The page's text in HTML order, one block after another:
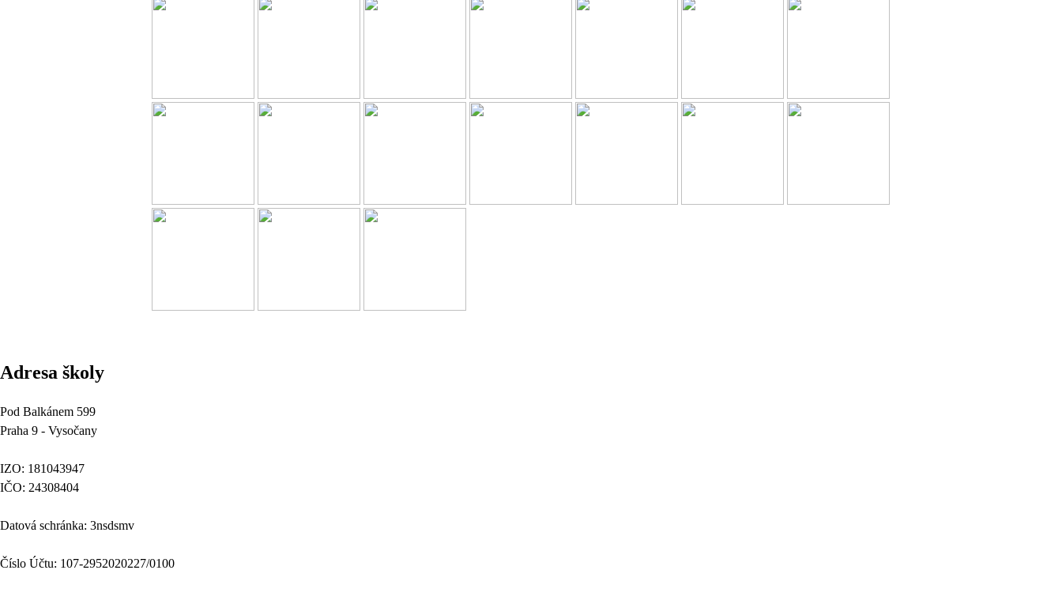
Adresa školy
Pod Balkánem 599
Praha 9 - Vysočany
IZO: 181043947
IČO: 24308404
Datová schránka: 3nsdsmv
Číslo Účtu: 107-2952020227/0100